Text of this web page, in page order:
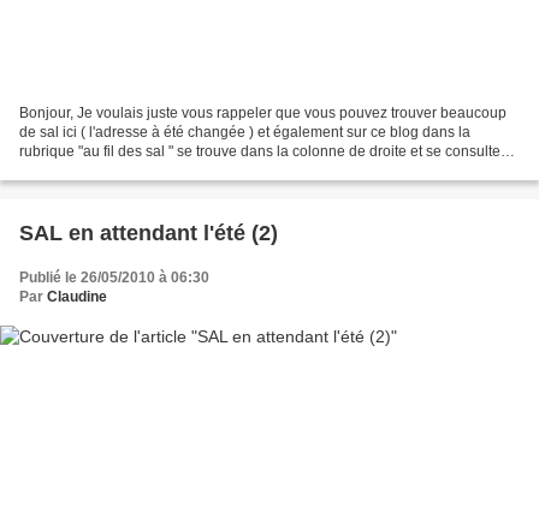
Bonjour, Je voulais juste vous rappeler que vous pouvez trouver beaucoup
de sal ici ( l'adresse à été changée ) et également sur ce blog dans la
rubrique "au fil des sal " se trouve dans la colonne de droite et se consulte
SAL en attendant l'été (2)
Publié le 26/05/2010 à 06:30
Par Claudine